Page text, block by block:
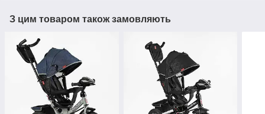
З цим товаром також замовляють